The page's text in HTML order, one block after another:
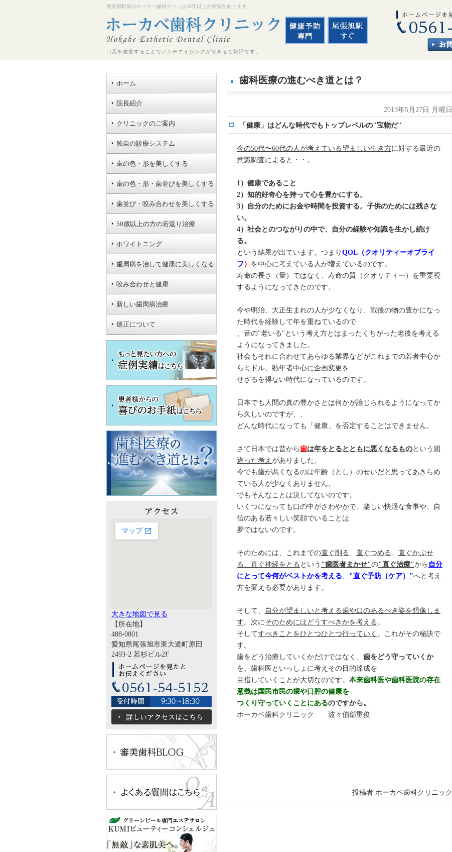
尾張旭駅前のホーカベ歯科クリッは30年以上の実績があります。
口元を改善することでアンチエイジングができると好評です。
歯科医療の進むべき道とは？
2013年5月27日 月曜日
「健康」はどんな時代でもトップレベルの"宝物だ"
今の50代〜60代の人が考えている望ましい生き方に対する最近の
意識調査によると・・。
1）健康であること
2）知的好奇心を持って心を豊かにする。
3）自分のためにお金や時間を投資する。子供のためには残さな
い。
4）社会とのつながりの中で、自分の経験や知識を生かし続け
る。
という結果が出ています。つまりQOL（クオリティーオブライ
フ） を中心に考えている人が増えているのです。
寿命の長さ（量）ではなく、寿命の質（クオリティー）を重要視
するようになってきたのです。
今や明治、大正生まれの人が少なくなり、戦後の物の豊かになっ
た時代を経験して年を重ねているので
、昔の"老いる"という考え方とはまったくちがった老後を考える
ようになってきました。
社会もそれに合わせてあらゆる業界などがこれまでの若者中心か
らミドル、熟年者中心に企画変更を
せざるを得ない時代になっているのです。
日本でも人間の真の豊かさとは何かが論じられるようになってか
ら久しいのですが、、
どんな時代になっても「健康」を否定することはできません。
さて日本では昔から歯は年をとるとともに悪くなるものという 間
違った考え がありました。
今でも歯が悪くなるのは年齢（とし）のせいだと思ってあきらめ
ている人が少なくありません。
でもそんなことは決してないのです。
いくつになっても口の中がさわやかで、楽しい快適な食事や、自
信のある若々しい笑顔でいることは
夢ではないのです。
そのためには、これまでの直ぐ削る 直ぐつめる
直ぐかぶせ
る、直ぐ神経をとる という "歯医者まかせ"の"直ぐ治療"から 自分
にとって今何がベストかを考える
"直ぐ予防（ケア）"へと考え
方を変える必要があります。
そして、
自分が望ましいと考える歯や口のあるべき姿を想像しま
す。次にそのためにはどうすべきかを考える 。
そしてすべきことをひとつひとつ行っていく 。これがその秘訣で
す。
歯をどう治療していくかだけではなく、 歯をどう守っていくか
を、歯科医といっしょに考えその目的達成を
目指していくことが大切なのです。 本来歯科医や歯科医院の存在
意義は国民市民の歯や口腔の健康を
つくり守っていくことにあるのですから。
ホーカベ歯科クリニック 波々伯部重俊
投稿者 ホーカベ歯科クリニック
ホーム
院長紹介
クリニックのご案内
独自の診療システム
歯の色・形を美しくする
歯の色・形・歯並びを美しくする
歯並び・咬み合わせを美しくする
50歳以上の方の若返り治療
ホワイトニング
歯周病を治して健康に美しくなる
咬み合わせと健康
新しい歯周病治療
矯正について
大きな地図で見る
【所在地】
488-0801
愛知県尾張旭市東大道町原田
2493-2 若杉ビル2F